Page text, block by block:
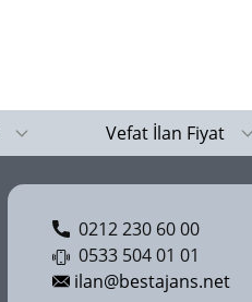
Vefat İlan Fiyat
0212 230 60 00
0533 504 01 01
ilan@bestajans.net